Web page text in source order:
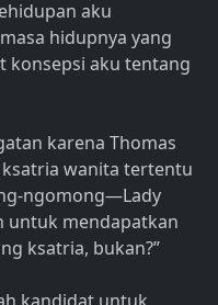
aku
hidupnya yang
konsepsi aku tentang
karena Thomas
wanita tertentu
ngomong—Lady
untuk mendapatkan
ksatria, bukan?”